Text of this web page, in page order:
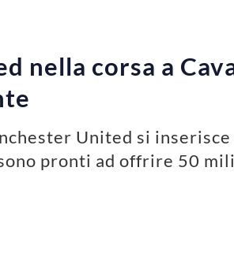
nella corsa a
United si
pronti ad offrire 50